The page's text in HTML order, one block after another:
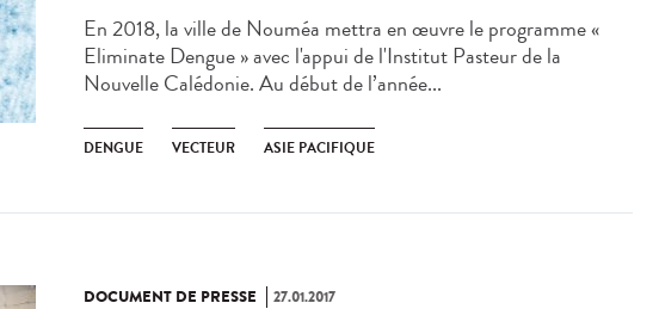
En 2018, la ville de Nouméa mettra en œuvre le programme «
Eliminate Dengue » avec l'appui de l'Institut Pasteur de la
Nouvelle Calédonie. Au début de l’année...
DENGUE VECTEUR ASIE PACIFIQUE
DOCUMENT DE PRESSE 27.01.2017